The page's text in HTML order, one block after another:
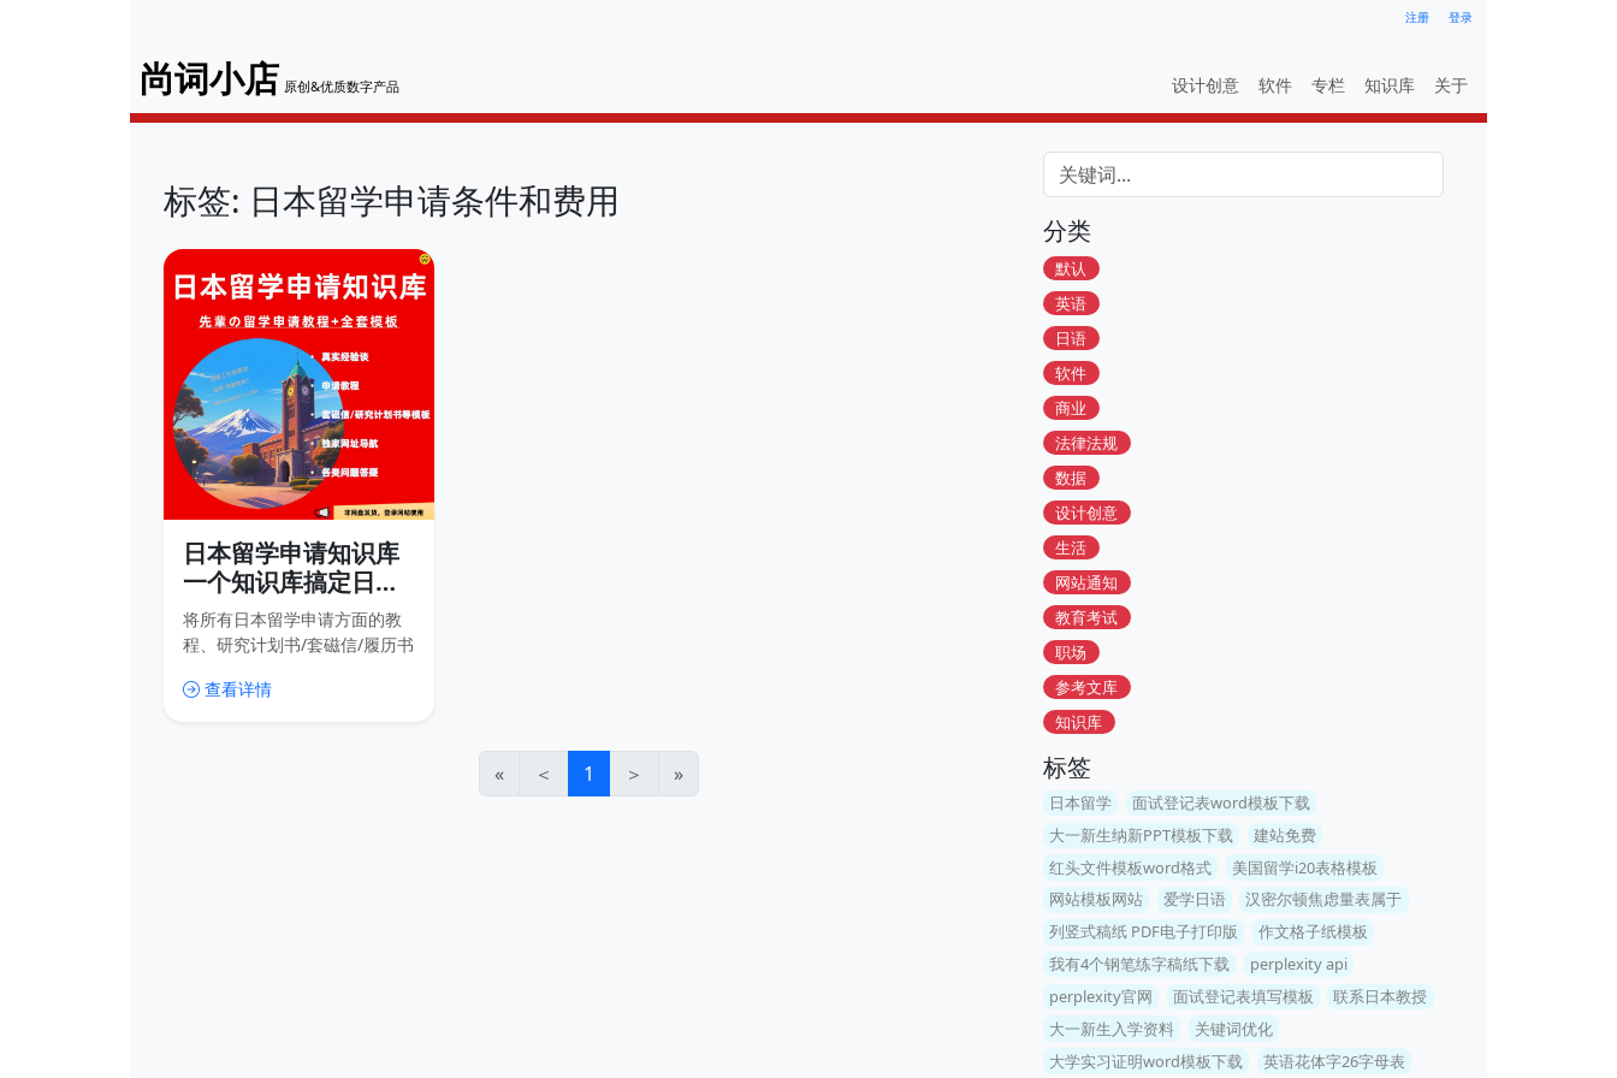
注册 登录
尚词小店 原创&优质数字产品 设计创意 软件 专栏 知识库 关于
标签: 日本留学申请条件和费用
日本留学申请知识库
一个知识库搞定日本
留学
将所有日本留学申请方面的教
程、研究计划书/套磁信/履历书
库里，这样我们可以随时更新
查看详情
« ＜ 1 ＞ »
分类
默认
英语
日语
软件
商业
法律法规
数据
设计创意
生活
网站通知
教育考试
职场
参考文库
知识库
标签
日本留学
面试登记表word模板下载
大一新生纳新PPT模板下载
建站免费
红头文件模板word格式
美国留学i20表格模板
网站模板网站
爱学日语
汉密尔顿焦虑量表属于
列竖式稿纸 PDF电子打印版
作文格子纸模板
我有4个钢笔练字稿纸下载
perplexity api
perplexity官网
面试登记表填写模板
联系日本教授
大一新生入学资料
关键词优化
大学实习证明word模板下载
英语花体字26字母表